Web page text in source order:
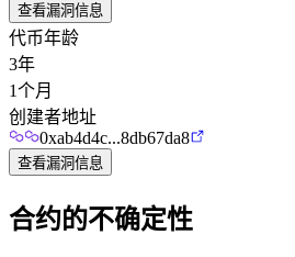
查看漏洞信息
代币年龄
3年
1个月
创建者地址
0xab4d4c...8db67da8
查看漏洞信息
合约的不确定性